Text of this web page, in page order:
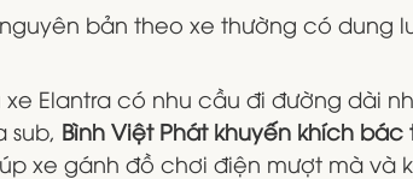
bản theo xe thường có dung
Elantra có nhu cầu đi đường dài
sub, Bình Việt Phát khuyến khích
xe gánh đồ chơi điện mượt mà và